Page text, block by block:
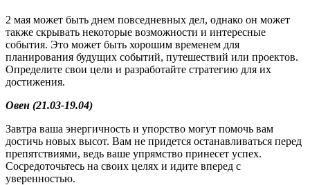
2 мая может быть днем повседневных дел, однако он может
также скрывать некоторые возможности и интересные
события. Это может быть хорошим временем для
планирования будущих событий, путешествий или проектов.
Определите свои цели и разработайте стратегию для их
достижения.
Овен (21.03-19.04)
Завтра ваша энергичность и упорство могут помочь вам
достичь новых высот. Вам не придется останавливаться перед
препятствиями, ведь ваше упрямство принесет успех.
Сосредоточьтесь на своих целях и идите вперед с
уверенностью.